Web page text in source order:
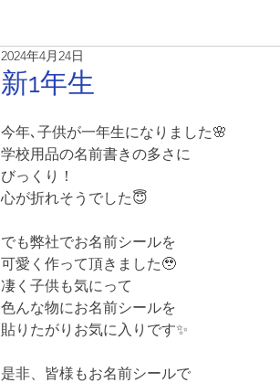
新1年生
2024年4月24日
今年､子供が一年生になりました🌸
学校用品の名前書きの多さに
びっくり！
心が折れそうでした😇
でも弊社でお名前シールを
可愛く作って頂きました🥹
凄く子供も気にって
色んな物にお名前シールを
貼りたがりお気に入りです✨️
是非、皆様もお名前シールで